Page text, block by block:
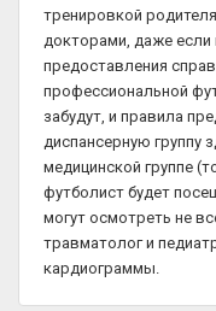
тренировкой
докторами, даже если
предоставления
профессиональной
забудут, и правила
диспансерную группу
медицинской группе
футболист будет
могут осмотреть не
травматолог и
кардиограммы.